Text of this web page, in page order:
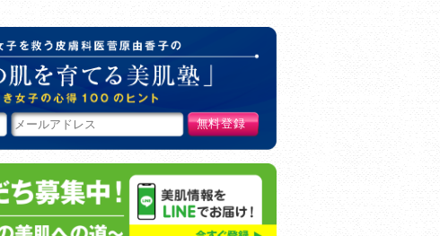
肌荒れ女子を救う皮膚科医菅